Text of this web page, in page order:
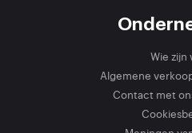
Wie zijn
Algemene
Contact met